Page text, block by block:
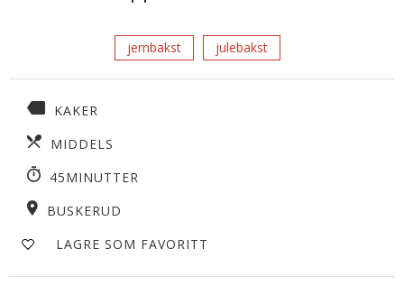
jernbakst julebakst
KAKER
MIDDELS
45MINUTTER
BUSKERUD
LAGRE SOM FAVORITT